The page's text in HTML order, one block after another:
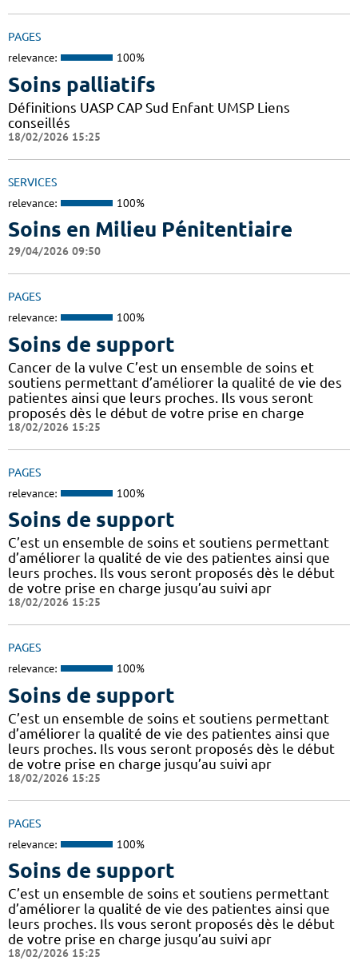
PAGES
relevance: 100%
Soins palliatifs
Définitions UASP CAP Sud Enfant UMSP Liens
conseillés
18/02/2026 15:25
SERVICES
relevance: 100%
Soins en Milieu Pénitentiaire
29/04/2026 09:50
PAGES
relevance: 100%
Soins de support
Cancer de la vulve C’est un ensemble de soins et
soutiens permettant d’améliorer la qualité de vie des
patientes ainsi que leurs proches. Ils vous seront
proposés dès le début de votre prise en charge
18/02/2026 15:25
PAGES
relevance: 100%
Soins de support
C’est un ensemble de soins et soutiens permettant
d’améliorer la qualité de vie des patientes ainsi que
leurs proches. Ils vous seront proposés dès le début
de votre prise en charge jusqu’au suivi apr
18/02/2026 15:25
PAGES
relevance: 100%
Soins de support
C’est un ensemble de soins et soutiens permettant
d’améliorer la qualité de vie des patientes ainsi que
leurs proches. Ils vous seront proposés dès le début
de votre prise en charge jusqu’au suivi apr
18/02/2026 15:25
PAGES
relevance: 100%
Soins de support
C’est un ensemble de soins et soutiens permettant
d’améliorer la qualité de vie des patientes ainsi que
leurs proches. Ils vous seront proposés dès le début
de votre prise en charge jusqu’au suivi apr
18/02/2026 15:25